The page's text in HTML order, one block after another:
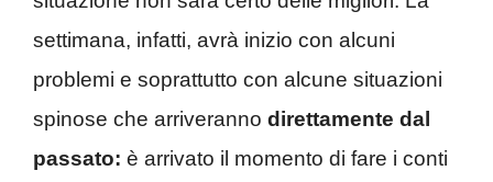
settimana, infatti, avrà inizio con alcuni
problemi e soprattutto con alcune situazioni
spinose che arriveranno direttamente dal
passato: è arrivato il momento di fare i conti